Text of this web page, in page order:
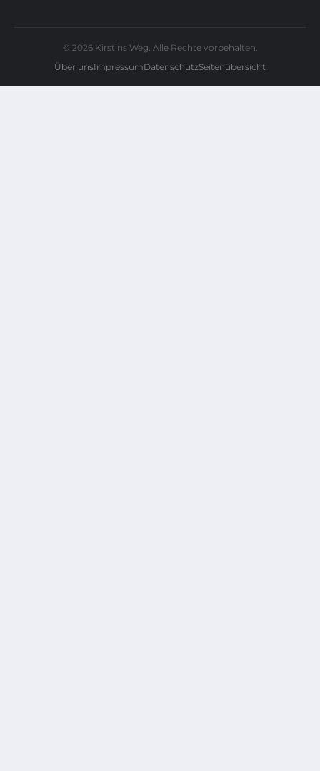
© 2026 Kirstins Weg. Alle Rechte vorbehalten.
Über unsImpressumDatenschutzSeitenübersicht